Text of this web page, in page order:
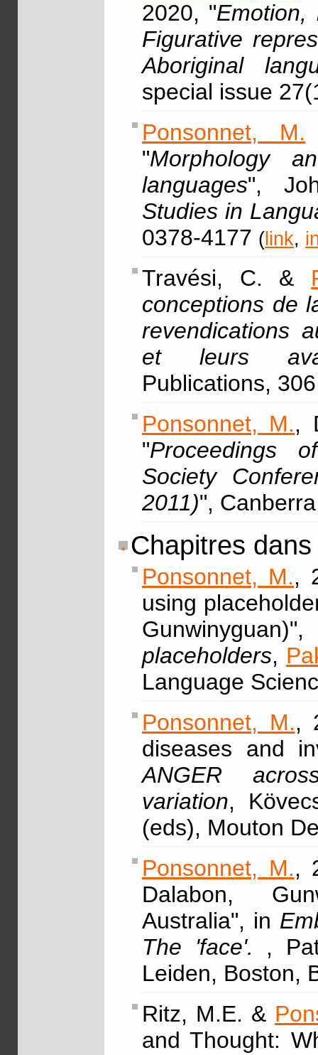
2020, "Emotion,
Figurative
Aboriginal
special issue
Ponsonnet, M.
"Morphology
languages",
Studies in
0378-4177 ( link,
Travési, C. &
conceptions de
revendications
et leurs
Publications,
Ponsonnet, M.,
"Proceedings
Society
2011)",
Chapitres
Ponsonnet, M.,
using
placeholders,
Language
Ponsonnet, M.,
diseases and
ANGER
variation,
(eds), Mouton
Ponsonnet, M.,
Dalabon,
Australia", in
The 'face'. ,
Leiden, Boston,
Ritz, M.E. &
and Thought: